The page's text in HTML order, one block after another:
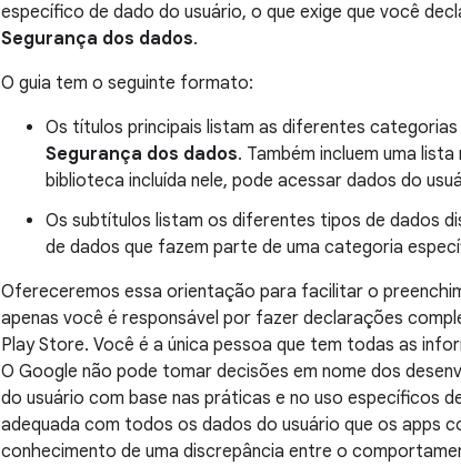
específico de dado do usuário, o que exige que você
Segurança dos dados.
O guia tem o seguinte formato:
Os títulos principais listam as diferentes
Segurança dos dados. Também incluem uma
biblioteca incluída nele, pode acessar dados do
Os subtítulos listam os diferentes tipos de dados
de dados que fazem parte de uma categoria
Ofereceremos essa orientação para facilitar o
apenas você é responsável por fazer declarações
Play Store. Você é a única pessoa que tem todas as
O Google não pode tomar decisões em nome dos
do usuário com base nas práticas e no uso específicos
adequada com todos os dados do usuário que os apps
conhecimento de uma discrepância entre o